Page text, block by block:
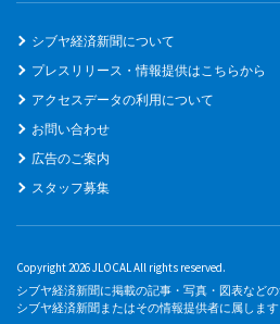
シブヤ経済新聞について
プレスリリース・情報提供はこちらから
アクセスデータの利用について
お問い合わせ
広告のご案内
スタッフ募集
Copyright 2026 JLOCAL All rights reserved.
シブヤ経済新聞に掲載の記事・写真・図表など
シブヤ経済新聞またはその情報提供者に属します